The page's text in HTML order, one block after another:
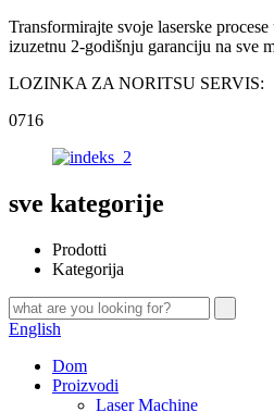
Transformirajte svoje laserske
izuzetnu 2-godišnju garanciju na sve
LOZINKA ZA NORITSU SERVIS:
0716
sve kategorije
Prodotti
Kategorija
English
Dom
Proizvodi
Laser Machine